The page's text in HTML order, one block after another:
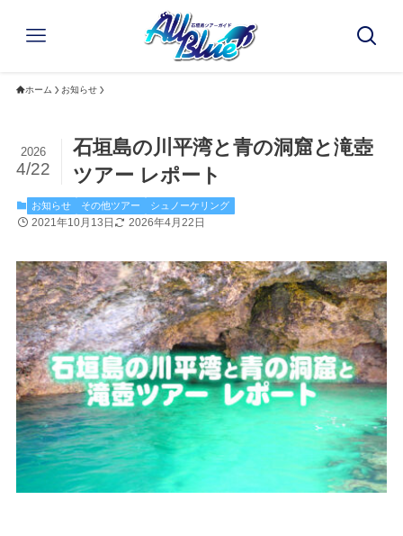
ホーム お知らせ
石垣島の川平湾と青の洞窟と滝壺
ツアー レポート
2026
4/22
お知らせ その他ツアー シュノーケリング
2021年10月13日 2026年4月22日